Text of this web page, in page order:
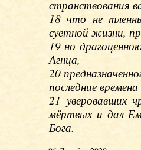
странствования
18 что не
суетной жизни,
19 но
Агнца,
20
последние
21 уверовавших
мёртвых и дал
Бога.